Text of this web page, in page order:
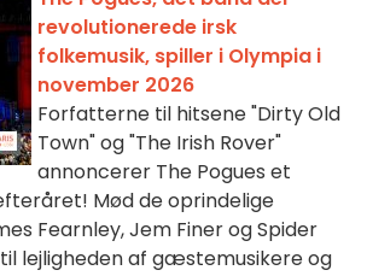
revolutionerede irsk
folkemusik, spiller i Olympia i
november 2026
Forfatterne til hitsene "Dirty Old
Town" og "The Irish Rover"
annoncerer The Pogues et
Mød de oprindelige
Fearnley, Jem Finer og Spider
lejligheden af gæstemusikere og